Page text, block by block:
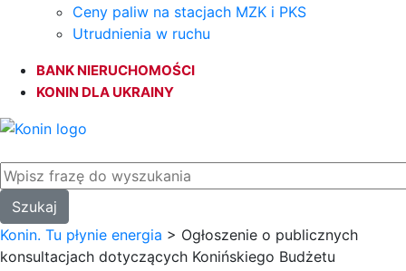
Ceny paliw na stacjach MZK i PKS
Utrudnienia w ruchu
BANK NIERUCHOMOŚCI
KONIN DLA UKRAINY
Konin. Tu płynie energia > Ogłoszenie o publicznych
konsultacjach dotyczących Konińskiego Budżetu